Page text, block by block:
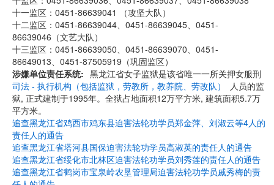
十一监区：0451-86639041 （攻坚大队）
十二监区：0451-86639044、0451-86639045、0451-
86639046（文艺大队）
十三监区：0451-86639050、0451-86639070、0451-
86649013、0451-87505919（巩固监区）
涉嫌单位责任系统
司法 - 执行机构（包括监狱，劳教所，教养院、劳改队）
黑龙江省女子监狱是该省唯一一所关押女服刑
人员的监
狱, 正式建制于1995年。全狱占地面积12万平方米, 建筑面积5.7万
平方米。
追查黑龙江省鸡西市鸡东县迫害法轮功学员郑金萍、刘淑云等4人的
责任人的通告
追查黑龙江省塔河县国保迫害法轮功学员高淑英的责任人的通告
追查黑龙江省绥化市北林区迫害法轮功学员刘秀莲的责任人的通告
追查黑龙江省鹤岗市宝泉岭农垦管理局迫害法轮功学员戚秀梅的责